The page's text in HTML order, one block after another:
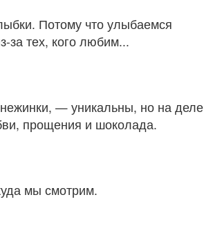
Потому что улыбаемся
за тех, кого любим...
— уникальны, но на деле
прощения и шоколада.
мы смотрим.